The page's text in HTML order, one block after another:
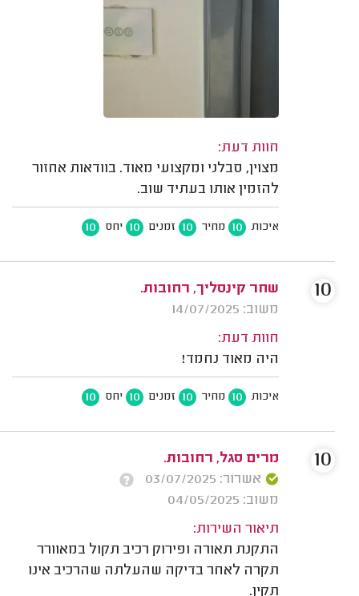
חוות דעת:
מצוין, סבלני ומקצועי מאוד. בוודאות אחזור
להזמין אותו בעתיד שוב.
איכות 10 מחיר 10 זמנים 10 יחס 10
שחר קינסליך, רחובות.
משוב: 14/07/2025
חוות דעת:
היה מאוד נחמד!
איכות 10 מחיר 10 זמנים 10 יחס 10
10
מרים סגל, רחובות.
אשרור: 03/07/2025
משוב: 04/05/2025
תיאור השירות:
התקנת תאורה ופירוק רכיב תקול במאוורר
תקרה לאחר בדיקה שהעלתה שהרכיב אינו
תקין.
10